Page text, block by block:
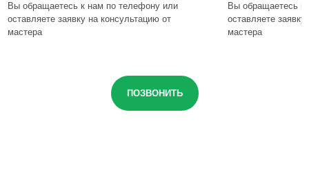
Вы обращаетесь к нам по телефону или
оставляете заявку на консультацию от
мастера
Вы обращаетесь
оставляете
мастера
ПОЗВОНИТЬ